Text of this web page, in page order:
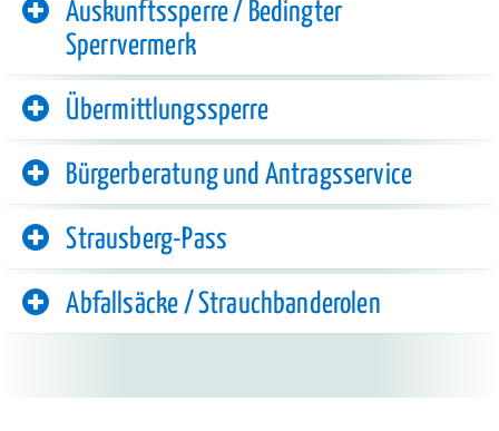
Auskunftssperre / Bedingter
Sperrvermerk
Übermittlungssperre
Bürgerberatung und Antragsservice
Strausberg-Pass
Abfallsäcke / Strauchbanderolen